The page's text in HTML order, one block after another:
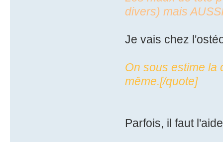
divers) mais
Je vais chez
On sous estime la
même.[/quote]
Parfois, il faut